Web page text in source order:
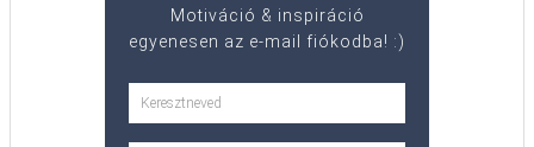
Motiváció & inspiráció
egyenesen az e-mail fiókodba! :)